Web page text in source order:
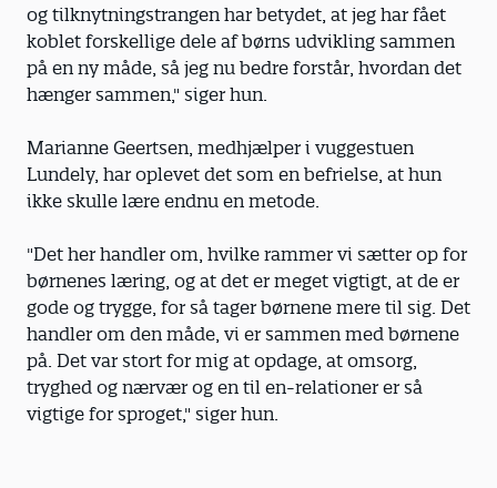
og tilknytningstrangen har betydet, at jeg har fået
koblet forskellige dele af børns udvikling sammen
på en ny måde, så jeg nu bedre forstår, hvordan det
hænger sammen," siger hun.
Marianne Geertsen, medhjælper i vuggestuen
Lundely, har oplevet det som en befrielse, at hun
ikke skulle lære endnu en metode.
"Det her handler om, hvilke rammer vi sætter op for
børnenes læring, og at det er meget vigtigt, at de er
gode og trygge, for så tager børnene mere til sig. Det
handler om den måde, vi er sammen med børnene
på. Det var stort for mig at opdage, at omsorg,
tryghed og nærvær og en til en-relationer er så
vigtige for sproget," siger hun.